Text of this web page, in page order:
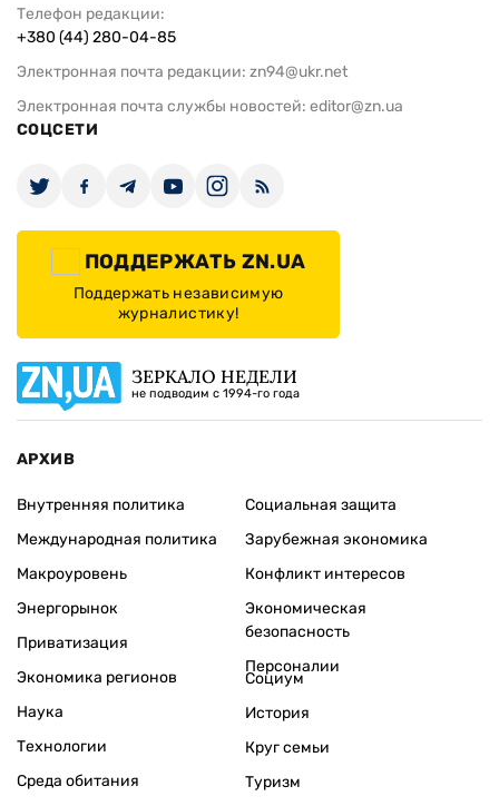
Телефон редакции:
+380 (44) 280-04-85
Электронная почта редакции: zn94@ukr.net
Электронная почта службы новостей: editor@zn.ua
СОЦСЕТИ
ПОДДЕРЖАТЬ ZN.UA
Поддержать независимую
журналистику!
ЗЕРКАЛО НЕДЕЛИ
не подводим с 1994-го года
АРХИВ
Внутренняя политика
Международная политика
Макроуровень
Энергорынок
Приватизация
Экономика регионов
Социальная защита
Зарубежная экономика
Конфликт интересов
Экономическая
безопасность
Персоналии
Наука
Технологии
Среда обитания
Социум
История
Круг семьи
Туризм